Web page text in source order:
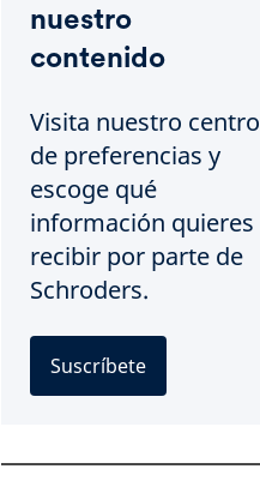
nuestro
contenido
Visita nuestro centro
de preferencias y
escoge qué
información quieres
recibir por parte de
Schroders.
Suscríbete